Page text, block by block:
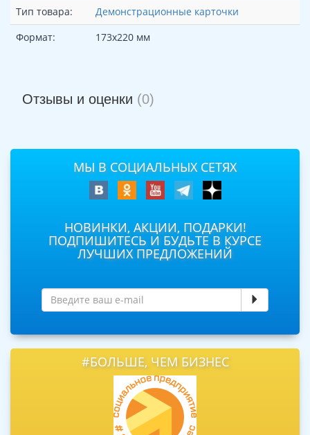
Тип товара:
Демонстрационные карточки
Формат:
173х220 мм
Отзывы и оценки (0)
МЫ В СОЦИАЛЬНЫХ СЕТЯХ
НОВИНКИ, АКЦИИ, ПОДАРКИ!
ПОДПИШИТЕСЬ И БУДЬТЕ В КУРСЕ
ЛУЧШИХ ПРЕДЛОЖЕНИЙ
#БОЛЬШЕ, ЧЕМ БИЗНЕС